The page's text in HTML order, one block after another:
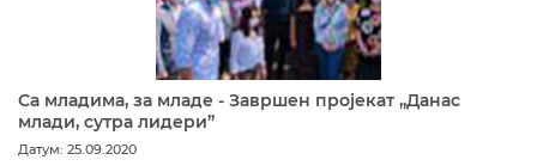
Са младима, за младе - Завршен пројекат „Данас
млади, сутра лидери”
Датум: 25.09.2020